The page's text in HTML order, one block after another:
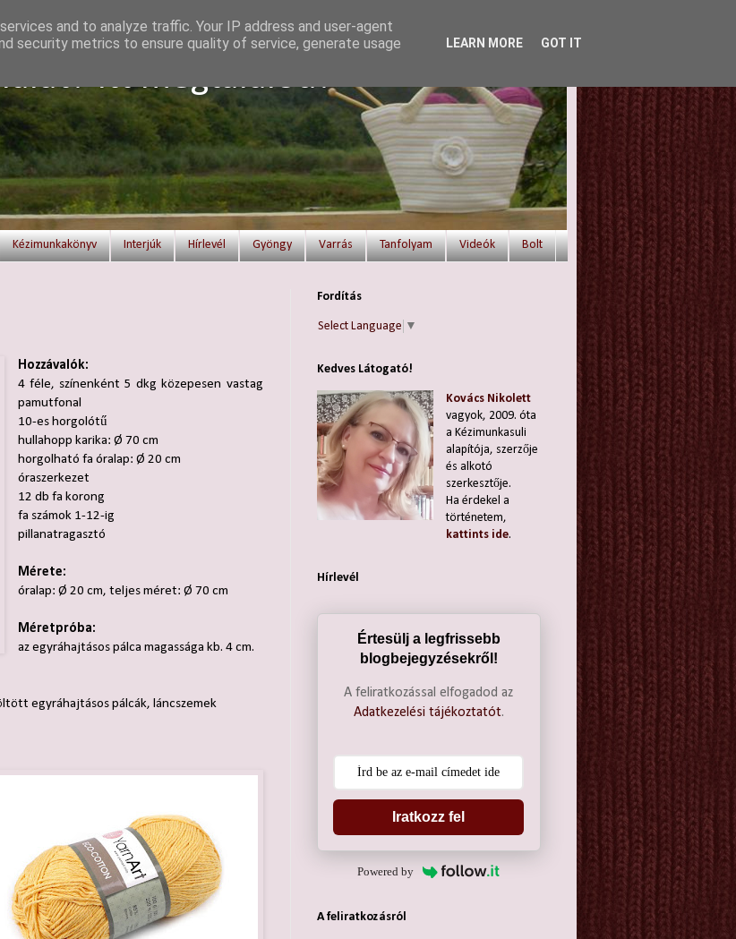
Itt megtalálod!
Kézimunkakönyv Interjúk Hírlevél Gyöngy Varrás Tanfolyam Videók Bolt
Hozzávalók:
4 féle, színenként 5 dkg közepesen vastag
pamutfonal
10-es horgolótű
hullahopp karika: Ø 70 cm
horgolható fa óralap: Ø 20 cm
óraszerkezet
12 db fa korong
fa számok 1-12-ig
pillanatragasztó
Mérete:
óralap: Ø 20 cm, teljes méret: Ø 70 cm
Méretpróba:
az egyráhajtásos pálca magassága kb. 4 cm.
egyráhajtásos pálcák, láncszemek
Fordítás
Select Language ▼
Kedves Látogató!
Kovács Nikolett
vagyok, 2009. óta
a Kézimunkasuli
alapítója, szerzője
és alkotó
szerkesztője.
Ha érdekel a
történetem,
kattints ide.
Hírlevél
Értesülj a legfrissebb
blogbejegyzésekről!
A feliratkozással elfogadod az
Adatkezelési tájékoztatót.
Iratkozz fel
Powered by
A feliratkozásról
and to analyze traffic. Your IP address and user-agent
security metrics to ensure quality of service, generate usage
LEARN MORE GOT IT